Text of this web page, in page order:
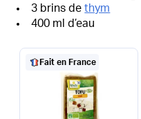
3 brins dethym
400 ml d’eau
Fait en France